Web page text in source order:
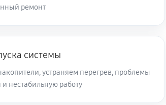
ремонт
системы
устраняем перегрев, проблемы
нестабильную работу